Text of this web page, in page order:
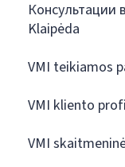
Консультации
Klaipėda
VMI teikiamos
VMI kliento
VMI